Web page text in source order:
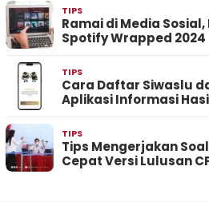
TIPS
Ramai di Media
Spotify Wrapped 2024
TIPS
Cara Daftar Siwaslu
Aplikasi Informasi
TIPS
Tips Mengerjakan
Cepat Versi Lulusan